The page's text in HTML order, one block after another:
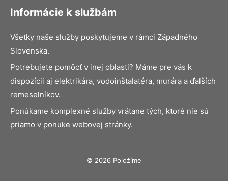
Informácie k službám
Všetky naše služby poskytujeme v rámci Západného
Slovenska.
Potrebujete pomôcť v inej oblasti? Máme pre vás k
dispozícii aj elektrikára, vodoinštalatéra, murára a ďalších
remeselníkov.
Ponúkame komplexné služby vrátane tých, ktoré nie sú
priamo v ponuke webovej stránky.
© 2026 Položíme